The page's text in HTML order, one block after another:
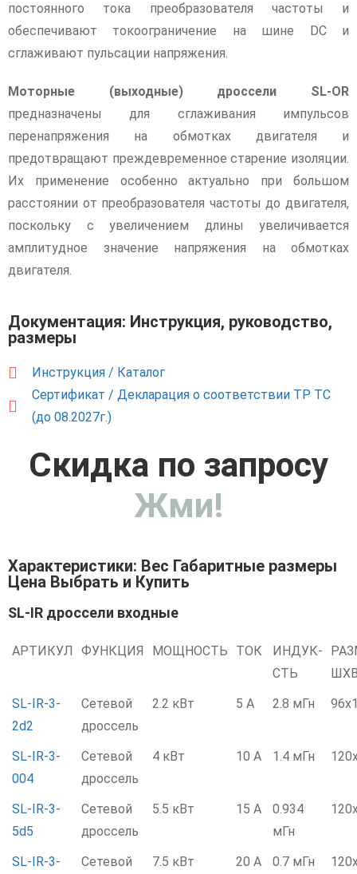
постоянного тока преобразователя частоты и
обеспечивают токоограничение на шине DC и
сглаживают пульсации напряжения.
Моторные (выходные) дроссели SL-OR
предназначены для сглаживания импульсов
перенапряжения на обмотках двигателя и
предотвращают преждевременное старение изоляции.
Их применение особенно актуально при большом
расстоянии от преобразователя частоты до двигателя,
поскольку с увеличением длины увеличивается
амплитудное значение напряжения на обмотках
двигателя.
Документация: Инструкция, руководство,
размеры
Инструкция / Каталог
Сертификат / Декларация о соответствии ТР ТС
(до 08.2027г.)
Скидка по запросу
Жми!
Характеристики: Вес Габаритные размеры
Цена Выбрать и Купить
SL-IR дроссели входные
АРТИКУЛ ФУНКЦИЯ МОЩНОСТЬ ТОК
ИНДУК-
СТЬ
SL-IR-3-
2d2
Сетевой
дроссель
2.2 кВт 5 А 2.8 мГн
SL-IR-3-
004
Сетевой
дроссель
4 кВт 10 А 1.4 мГн
SL-IR-3-
5d5
Сетевой
дроссель
5.5 кВт 15 А
0.934
мГн
SL-IR-3-
Сетевой
7.5 кВт 20 А 0.7 мГн